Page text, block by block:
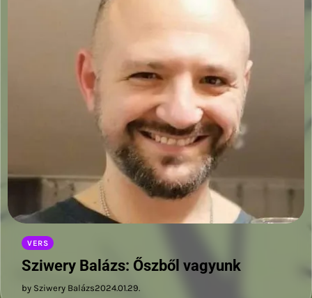
VERS
Sziwery Balázs: Őszből vagyunk
by Sziwery Balázs2024.01.29.